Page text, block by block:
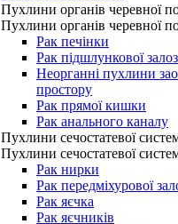
Пухлини органів черевної
Пухлини органів черевної
Рак печінки
Рак підшлункової
Неорганні пухлини
простору
Рак прямої кишки
Рак анального каналу
Пухлини сечостатевої
Пухлини сечостатевої
Рак нирки
Рак передміхурової
Рак яєчка
Рак яєчників